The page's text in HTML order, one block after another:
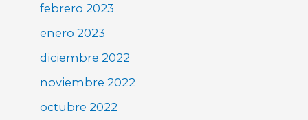
febrero 2023
enero 2023
diciembre 2022
noviembre 2022
octubre 2022